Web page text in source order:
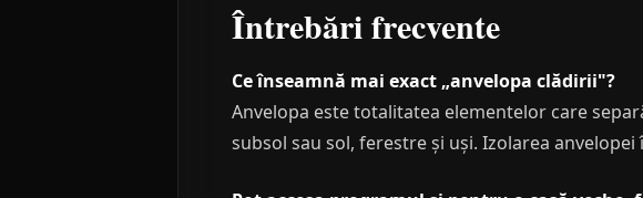
Întrebări frecvente
Ce înseamnă mai exact „anvelopa clădirii"?
Anvelopa este totalitatea elementelor care
subsol sau sol, ferestre și uși. Izolarea